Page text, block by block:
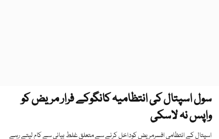
سول اسپتال کی انتظامیہ کانگوکے فرار مریض کو
واپس نہ لاسکی
اسپتال کے انتظامی افسرمریض کوداخل کرنے سے متعلق غلط بیانی سے کام لیتے رہے